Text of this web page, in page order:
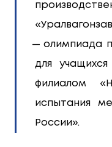
олимпиада
для
филиалом
испытания
России».